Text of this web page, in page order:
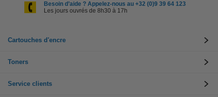
Besoin d’aide ? Appelez-nous au +32 (0)9 39 64 123
Les jours ouvrés de 8h30 à 17h
Cartouches d'encre
Toners
Service clients